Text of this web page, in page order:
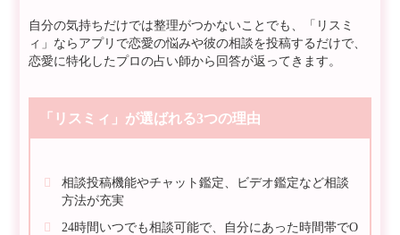
自分の気持ちだけでは整理がつかないことでも、「リスミ
ィ」ならアプリで恋愛の悩みや彼の相談を投稿するだけで、
恋愛に特化したプロの占い師から回答が返ってきます。
「リスミィ」が選ばれる3つの理由
相談投稿機能やチャット鑑定、ビデオ鑑定など相談
方法が充実
24時間いつでも相談可能で、自分にあった時間帯でO